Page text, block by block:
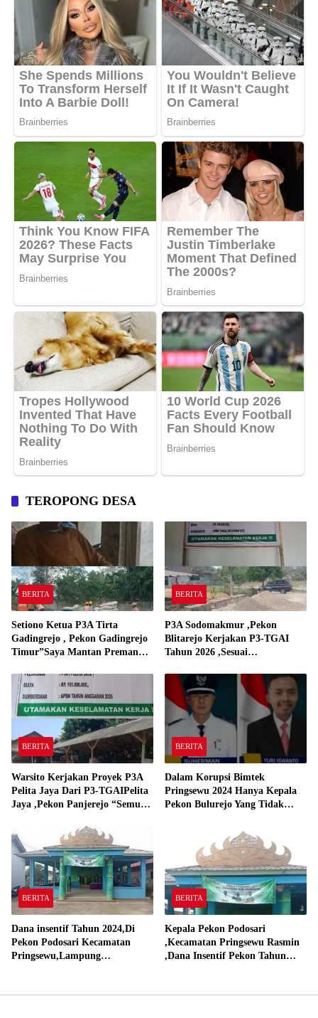
TEROPONG DESA
BERITA
Setiono Ketua P3A Tirta
Gadingrejo , Pekon Gadingrejo
Timur”Saya Mantan Preman
Gadingrejo Tahun 2000″
BERITA
P3A Sodomakmur ,Pekon
Blitarejo Kerjakan P3-TGAI
Tahun 2026 ,Sesuai
BERITA
Warsito Kerjakan Proyek P3A
Pelita Jaya Dari P3-TGAIPelita
Jaya ,Pekon Panjerejo “Semua
BERITA
Dalam Korupsi Bimtek
Pringsewu 2024 Hanya Kepala
Pekon Bulurejo Yang Tidak
BERITA
Dana insentif Tahun 2024,Di
Pekon Podosari Kecamatan
Pringsewu,Lampung
BERITA
Kepala Pekon Podosari
,Kecamatan Pringsewu Rasmin
,Dana Insentif Pekon Tahun